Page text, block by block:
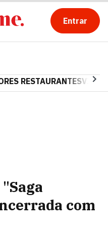
Entrar
RESTAURANTES
com